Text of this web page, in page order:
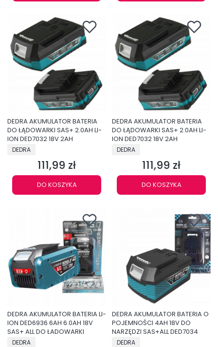
DEDRA AKUMULATOR BATERIA
DO ŁĄDOWARKI SAS+ 2.0AH LI-
ION DED7032 18V 2AH
PRODUCENT
DEDRA
Cena
111,99 zł
DO KOSZYKA
DEDRA AKUMULATOR BATERIA
DO ŁĄDOWARKI SAS+ 2.0AH LI-
ION DED7032 18V 2AH
PRODUCENT
DEDRA
Cena
111,99 zł
DO KOSZYKA
DEDRA AKUMULATOR BATERIA LI-
ION DED6936 6AH 6.0AH 18V
SAS+ ALL DO ŁADOWARKI
PRODUCENT
DEDRA
DEDRA AKUMULATOR BATERIA O
POJEMNOŚCI 4AH 18V DO
NARZĘDZI SAS+ALL DED7034
PRODUCENT
DEDRA